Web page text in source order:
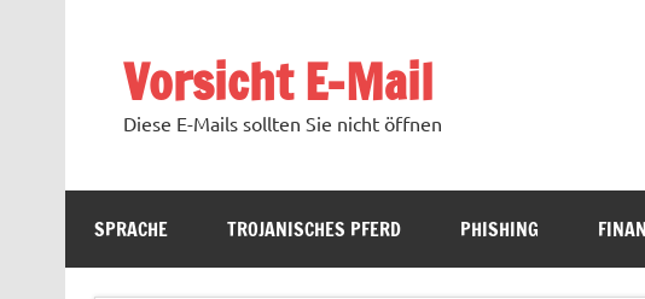
Vorsicht E-Mail
Diese E-Mails sollten Sie nicht öffnen
SPRACHE TROJANISCHES PFERD PHISHING